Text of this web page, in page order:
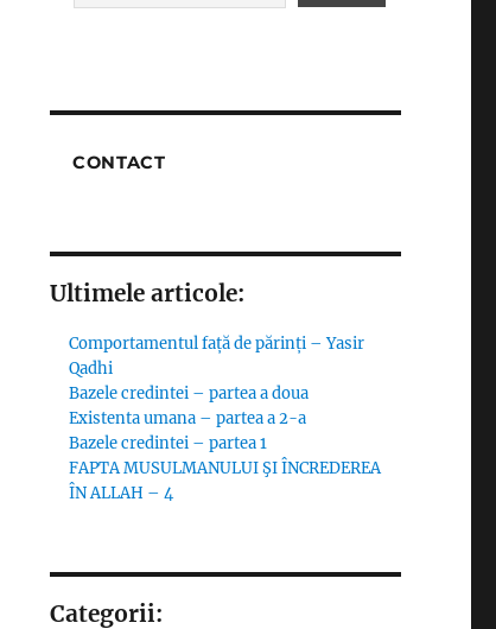
CONTACT
Ultimele articole:
Comportamentul față de părinți – Yasir
Qadhi
Bazele credintei – partea a doua
Existenta umana – partea a 2-a
Bazele credintei – partea 1
FAPTA MUSULMANULUI ŞI ÎNCREDEREA
ÎN ALLAH – 4
Categorii: